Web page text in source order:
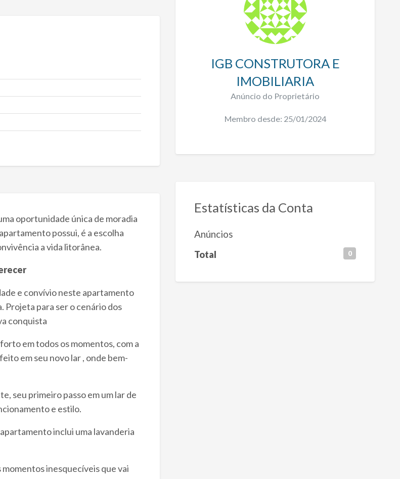
oportunidade única de moradia
possui, é a escolha
a vida litorânea.
e convívio neste apartamento
Projeta para ser o cenário dos
conquista
em todos os momentos, com a
em seu novo lar , onde bem-
seu primeiro passo em um lar de
e estilo.
inclui uma lavanderia
inesquecíveis que vai
IGB CONSTRUTORA E
IMOBILIARIA
Anúncio do Proprietário
Membro desde: 25/01/2024
Estatísticas da Conta
Anúncios
Total 0